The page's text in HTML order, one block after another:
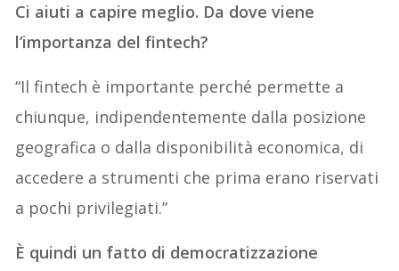
Ci aiuti a capire meglio. Da dove viene
l’importanza del fintech?
“Il fintech è importante perché permette a
chiunque, indipendentemente dalla posizione
geografica o dalla disponibilità economica, di
accedere a strumenti che prima erano riservati
a pochi privilegiati.”
È quindi un fatto di democratizzazione